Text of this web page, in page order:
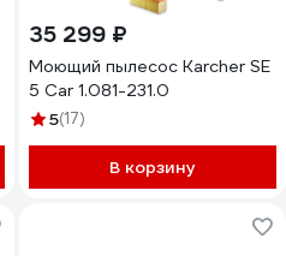
35 299 ₽
Моющий пылесос Karcher SE
5 Car 1.081-231.0
5(17)
В корзину